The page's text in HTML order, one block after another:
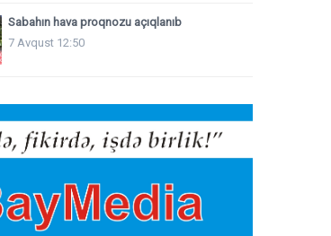
Sabahın hava proqnozu açıqlanıb
7 Avqust 12:50